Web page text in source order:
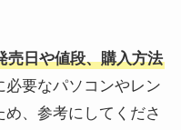
売日や値段、購入方法
要なパソコンやレン
、参考にしてくださ